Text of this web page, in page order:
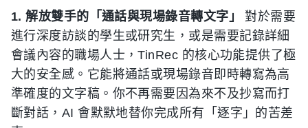
1. 解放雙手的「通話與現場錄音轉文字」
對於需要
進行深度訪談的學生或研究生，或是需要記錄詳細
會議內容的職場人士，TinRec 的核心功能提供了極
大的安全感。它能將通話或現場錄音即時轉寫為高
準確度的文字稿。你不再需要因為來不及抄寫而打
斷對話，AI 會默默地替你完成所有「逐字」的苦差